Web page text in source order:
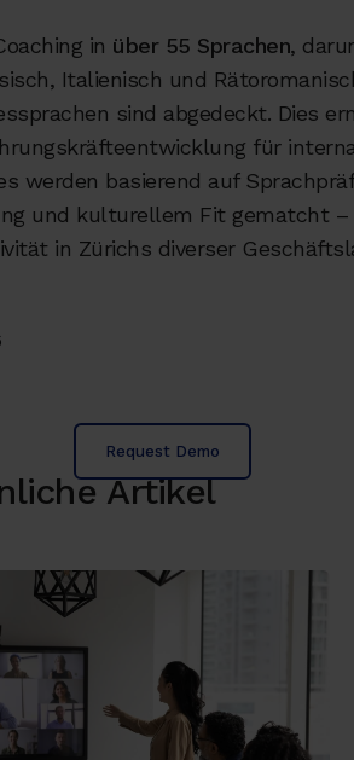
in über 55 Sprachen,
Italienisch und
sind abgedeckt. Dies
für
werden basierend auf
und kulturellem Fit gematcht
in Zürichs diverser
Request Demo
Artikel